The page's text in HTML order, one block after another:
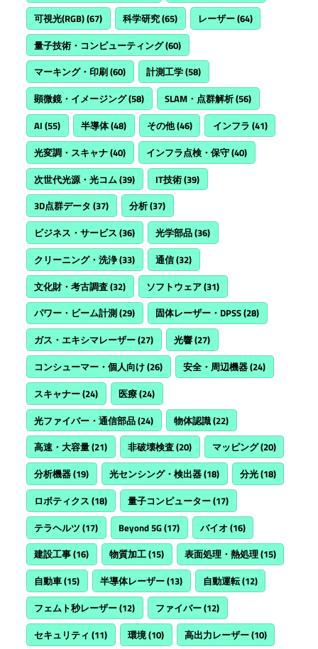
可視光(RGB)(67) 科学研究(65) レーザー(64)
量子技術・コンピューティング(60)
マーキング・印刷(60) 計測工学(58)
顕微鏡・イメージング(58) SLAM・点群解析(56)
AI (55) 半導体(48) その他(46) インフラ (41)
光変調・スキャナ(40) インフラ点検・保守(40)
次世代光源・光コム(39) IT技術(39)
3D点群データ (37) 分析(37)
ビジネス・サービス (36) 光学部品(36)
クリーニング・洗浄(33) 通信(32)
文化財・考古調査(32) ソフトウェア(31)
パワー・ビーム計測(29) 固体レーザー・DPSS(28)
ガス・エキシマレーザー(27) 光響(27)
コンシューマー・個人向け(26) 安全・周辺機器(24)
スキャナー(24) 医療(24)
光ファイバー・通信部品(24) 物体認識(22)
高速・大容量(21) 非破壊検査(20) マッピング(20)
分析機器(19) 光センシング・検出器(18) 分光(18)
ロボティクス (18) 量子コンピューター(17)
テラヘルツ (17) Beyond 5G(17) バイオ (16)
建設工事(16) 物質加工(15) 表面処理・熱処理(15)
自動車(15) 半導体レーザー(13) 自動運転(12)
フェムト秒レーザー(12) ファイバー(12)
セキュリティ (11) 環境(10) 高出力レーザー(10)